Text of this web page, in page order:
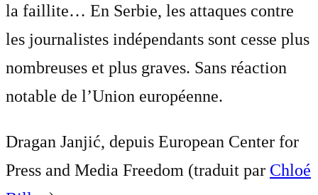
la faillite… En Serbie, les attaques contre
les journalistes indépendants sont cesse plus
nombreuses et plus graves. Sans réaction
notable de l’Union européenne.
Dragan Janjić, depuis European Center for
Press and Media Freedom (traduit par Chloé